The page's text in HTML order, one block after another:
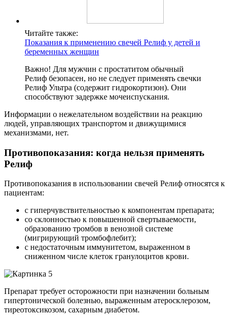
Читайте также:
Показания к применению свечей Релиф у детей и
беременных женщин
Важно! Для мужчин с простатитом обычный
Релиф безопасен, но не следует применять свечки
Релиф Ультра (содержит гидрокортизон). Они
способствуют задержке мочеиспускания.
Информации о нежелательном воздействии на реакцию
людей, управляющих транспортом и движущимися
механизмами, нет.
Противопоказания: когда нельзя применять
Релиф
Противопоказания в использовании свечей Релиф относятся к
пациентам:
с гиперчувствительностью к компонентам препарата;
со склонностью к повышенной свертываемости,
образованию тромбов в венозной системе
(мигрирующий тромбофлебит);
с недостаточным иммунитетом, выраженном в
сниженном числе клеток гранулоцитов крови.
Препарат требует осторожности при назначении больным
гипертонической болезнью, выраженным атеросклерозом,
тиреотоксикозом, сахарным диабетом.